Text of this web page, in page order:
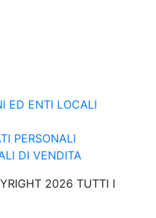
ED ENTI LOCALI
PERSONALI
DI VENDITA
2026 TUTTI I